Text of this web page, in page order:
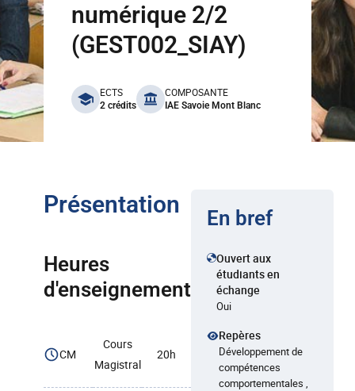
numérique 2/2
(GEST002_SIAY)
benefits
ECTS
2 crédits
COMPOSANTE
IAE Savoie Mont Blanc
Présentation
Heures
d'enseignement
CM
Cours
Magistral
20h
En bref
Ouvert aux
étudiants en
échange
Oui
Repères
Développement de
compétences
comportementales ,